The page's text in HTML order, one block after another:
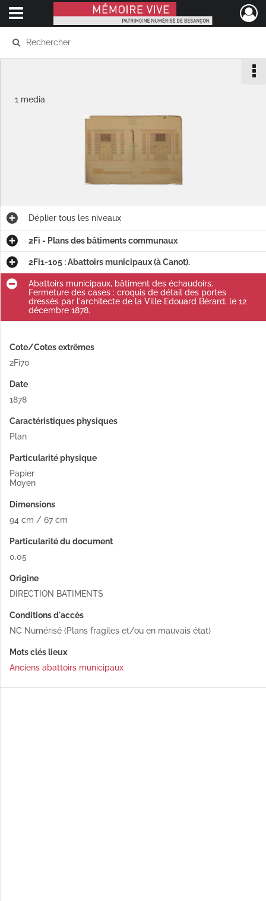
Mémoire Vive patrimoine numérisé de Besançon
Ouvrir le menu déroulant
1 media
Déplier tous les niveaux
2Fi - Plans des bâtiments communaux
2Fi1-105 : Abattoirs municipaux (à Canot).
Abattoirs municipaux, bâtiment des échaudoirs.
Fermeture des cases : croquis de détail des portes
dressés par l'architecte de la Ville Edouard Bérard, le 12
décembre 1878.
Cote/Cotes extrêmes
2Fi70
Date
1878
Caractéristiques physiques
Plan
Particularité physique
Papier
Moyen
Dimensions
94 cm / 67 cm
Particularité du document
0,05
Origine
DIRECTION BATIMENTS
Conditions d'accès
NC Numérisé (Plans fragiles et/ou en mauvais état)
Mots clés lieux
Anciens abattoirs municipaux